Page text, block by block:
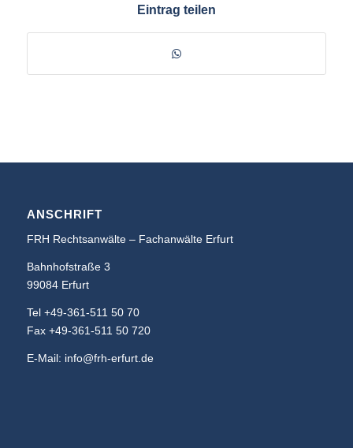
Eintrag teilen
ANSCHRIFT
FRH Rechtsanwälte – Fachanwälte Erfurt
Bahnhofstraße 3
99084 Erfurt
Tel +49-361-511 50 70
Fax +49-361-511 50 720
E-Mail: info@frh-erfurt.de